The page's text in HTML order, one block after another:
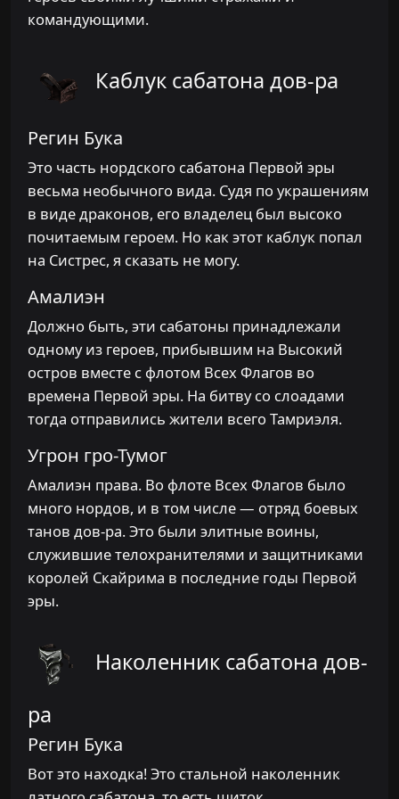
командующими.
Каблук сабатона дов-ра
Регин Бука
Это часть нордского сабатона Первой эры
весьма необычного вида. Судя по украшениям
в виде драконов, его владелец был высоко
почитаемым героем. Но как этот каблук попал
на Систрес, я сказать не могу.
Амалиэн
Должно быть, эти сабатоны принадлежали
одному из героев, прибывшим на Высокий
остров вместе с флотом Всех Флагов во
времена Первой эры. На битву со слоадами
тогда отправились жители всего Тамриэля.
Угрон гро-Тумог
Амалиэн права. Во флоте Всех Флагов было
много нордов, и в том числе — отряд боевых
танов дов-ра. Это были элитные воины,
служившие телохранителями и защитниками
королей Скайрима в последние годы Первой
эры.
Наколенник сабатона дов-
ра
Регин Бука
Вот это находка! Это стальной наколенник